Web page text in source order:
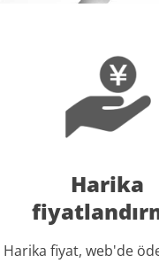
Harika
Harika fiyat, web'de